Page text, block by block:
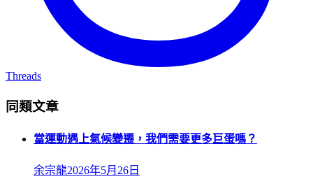
Threads
同類文章
當運動遇上氣候變遷，我們需要更多巨蛋嗎？
余宗龍2026年5月26日